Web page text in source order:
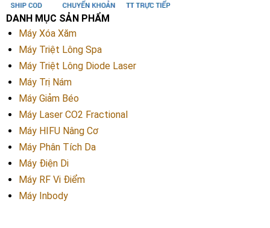
DANH MỤC SẢN PHẨM
Máy Xóa Xăm
Máy Triệt Lông Spa
Máy Triệt Lông Diode Laser
Máy Trị Nám
Máy Giảm Béo
Máy Laser CO2 Fractional
Máy HIFU Nâng Cơ
Máy Phân Tích Da
Máy Điện Di
Máy RF Vi Điểm
Máy Inbody